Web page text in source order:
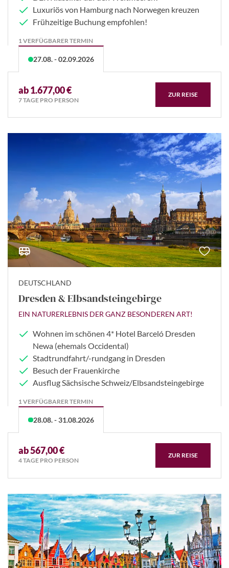
Luxuriös von Hamburg nach Norwegen kreuzen
Frühzeitige Buchung empfohlen!
1 VERFÜGBARER TERMIN
27.08. - 02.09.2026
ab 1.677,00 €
7 TAGE PRO PERSON
ZUR REISE
DEUTSCHLAND
Dresden & Elbsandsteingebirge
EIN NATURERLEBNIS DER GANZ BESONDEREN ART!
Wohnen im schönen 4* Hotel Barceló Dresden
Newa (ehemals Occidental)
Stadtrundfahrt/-rundgang in Dresden
Besuch der Frauenkirche
Ausflug Sächsische Schweiz/Elbsandsteingebirge
1 VERFÜGBARER TERMIN
28.08. - 31.08.2026
ab 567,00 €
4 TAGE PRO PERSON
ZUR REISE